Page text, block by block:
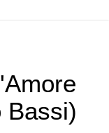
Bassi)